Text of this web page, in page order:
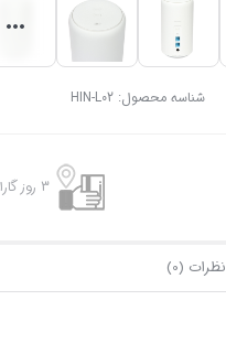
شناسه محصول: HIN-L02
3 روز گارانتی بازگشت وجه
نظرات (0)